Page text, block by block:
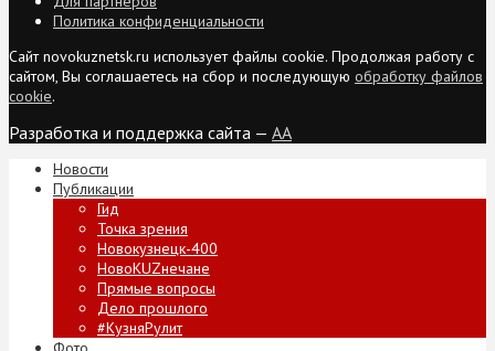
Политика конфиденциальности
Сайт novokuznetsk.ru использует файлы cookie. Продолжая работу с
сайтом, Вы соглашаетесь на сбор и последующую обработку файлов
cookie.
Разработка и поддержка сайта — AA
Новости
Публикации
Гид
Точка зрения
Новокузнецк-400
НовоKUZнечане
Прямые вопросы
Дело прошлого
#КузняРулит